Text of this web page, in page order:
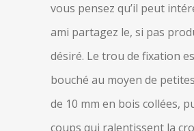
vous pensez qu’il peut
ami partagez le, si pas
désiré. Le trou de fixation
bouché au moyen de
de 10 mm en bois collées,
coups qui ralentissent la